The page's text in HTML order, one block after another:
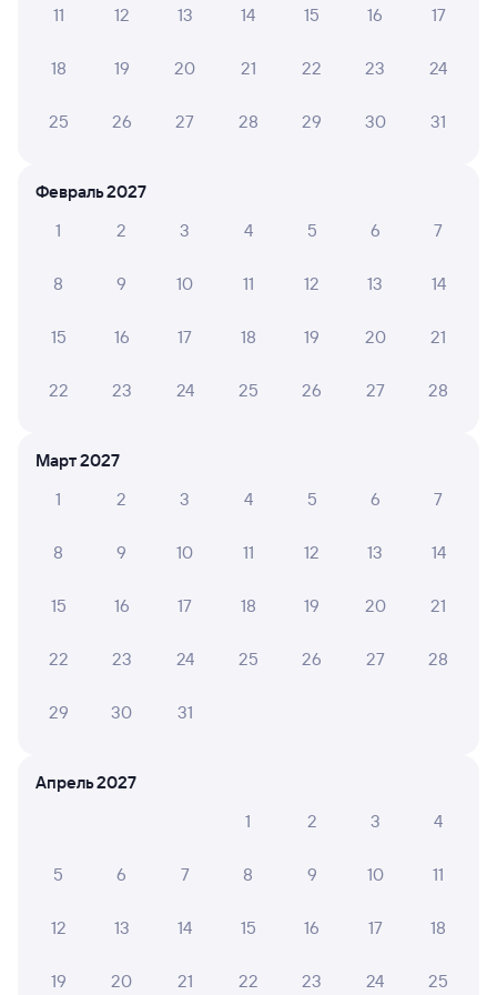
Расписание поездов Хада-Булак
11 12 13 14 15 16 17
18 19 20 21 22 23 24
25 26 27 28 29 30 31
Февраль 2027
1
2 3 4 5 6 7
8 9 10 11 12 13 14
15 16 17 18 19 20 21
22 23 24 25 26 27 28
Март 2027
1
2 3 4 5 6 7
8 9 10 11 12 13 14
15 16 17 18 19 20 21
22 23 24 25 26 27 28
29 30 31
Апрель 2027
1
2 3 4
5 6 7 8 9 10 11
12 13 14 15 16 17 18
19 20 21 22 23 24 25